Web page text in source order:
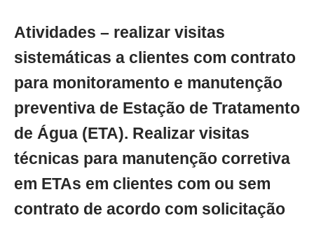
Atividades – realizar visitas
sistemáticas a clientes com contrato
para monitoramento e manutenção
preventiva de Estação de Tratamento
de Água (ETA). Realizar visitas
técnicas para manutenção corretiva
em ETAs em clientes com ou sem
contrato de acordo com solicitação